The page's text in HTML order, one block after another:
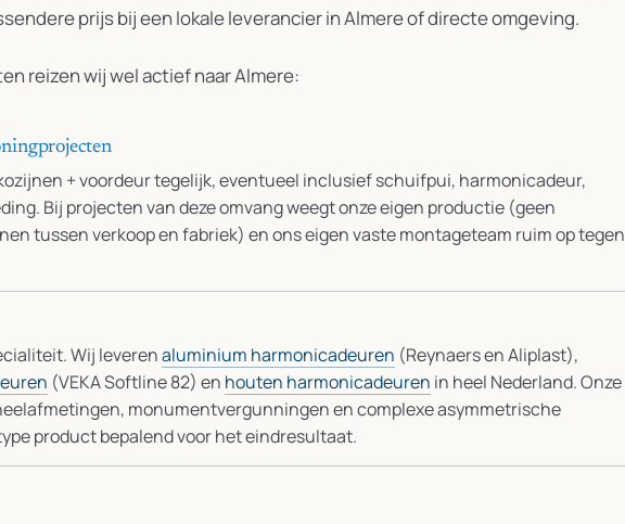
prijs bij een lokale leverancier in Almere of directe omgeving.
reizen wij wel actief naar Almere:
+ voordeur tegelijk, eventueel inclusief schuifpui, harmonicadeur,
Bij projecten van deze omvang weegt onze eigen productie (geen
tussen verkoop en fabriek) en ons eigen vaste montageteam ruim op tegen
Wij leverenaluminium harmonicadeuren (Reynaers en Aliplast),
(VEKA Softline 82) en houten harmonicadeuren in heel Nederland. Onze
monumentvergunningen en complexe asymmetrische
product bepalend voor het eindresultaat.